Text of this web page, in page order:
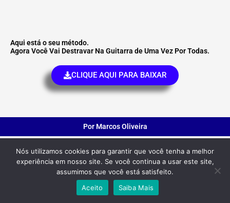
Aqui está o seu método.
Agora Você Vai Destravar Na Guitarra de Uma Vez Por Todas.
CLIQUE AQUI PARA BAIXAR
Por Marcos Oliveira
Nós utilizamos cookies para garantir que você tenha a melhor
experiência em nosso site. Se você continua a usar este site,
assumimos que você está satisfeito.
Aceito
Saiba Mais